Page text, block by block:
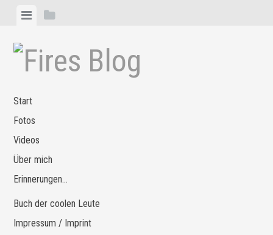
Zum
springen
MenüSeitenleiste
Start
Fotos
Videos
Über mich
Erinnerungen…
Buch der coolen Leute
Impressum / Imprint